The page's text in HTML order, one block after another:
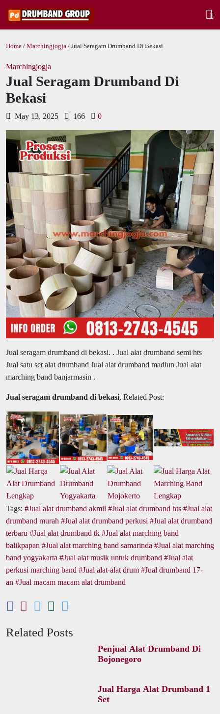
Home / Marchingjogja / Jual Seragam Drumband Di Bekasi
Marchingjogja
Jual Seragam Drumband Di
Bekasi
May 13, 2025 166 0
Jual seragam drumband di bekasi. . Jual alat drumband semi hts
Jual satu set alat drumband Jual alat drumband madiun Jual alat
marching band banjarmasin .
Jual seragam drumband di bekasi, Related Post:
Tags: Jual alat drumband akmil Jual alat drumband hts
Jual alat
drumband murah
Jual alat drumband perkusi
Jual alat drumband
terbaru
Jual alat drumband tk
Jual alat marching band
balikpapan
Jual alat marching band samarinda
Jual alat marching
band yogyakarta
Jual alat musik untuk drumband
Jual alat
perkusi marching band
Jual alat-alat drum
Jual drumband 17-
an
Jual macam macam alat drumband
Related Posts
Penjual Alat Drumband Di
Bojonegoro
Jual Harga Alat Drumband 1
Set